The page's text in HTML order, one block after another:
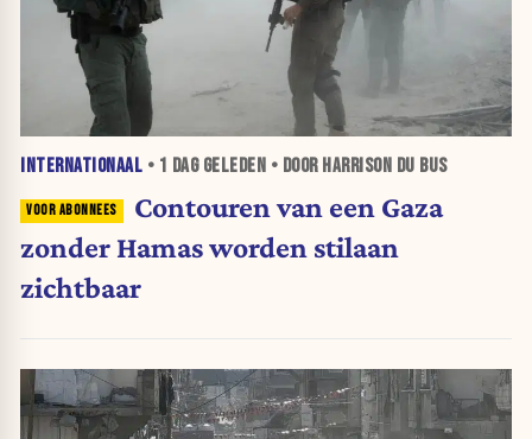
INTERNATIONAAL • 1 DAGGELEDEN • DOOR HARRISON DU BUS
Contouren van een Gaza
zonder Hamas worden stilaan
zichtbaar